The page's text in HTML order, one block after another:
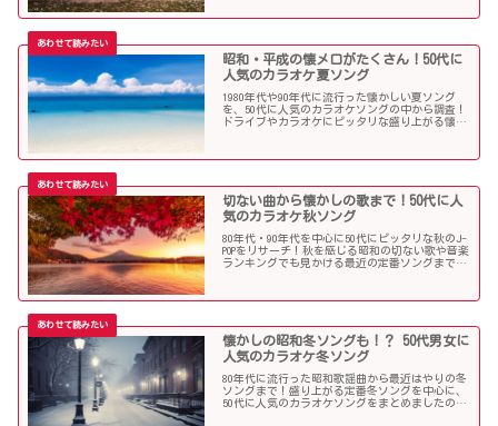
昭和・平成の懐メロがたくさん！50代に
人気のカラオケ夏ソング
1980年代や90年代に流行った懐かしい夏ソング
を、50代に人気のカラオケソングの中から調査！
ドライブやカラオケにピッタリな盛り上がる懐メ
切ない曲から懐かしの歌まで！50代に人
気のカラオケ秋ソング
80年代・90年代を中心に50代にピッタリな秋のJ-
POPをリサーチ！秋を感じる昭和の切ない歌や音楽
ランキングでも見かける最近の定番ソングまで、
懐かしの昭和冬ソングも！？ 50代男女に
人気のカラオケ冬ソング
80年代に流行った昭和歌謡曲から最近はやりの冬
ソングまで！盛り上がる定番冬ソングを中心に、
50代に人気のカラオケソングをまとめましたので